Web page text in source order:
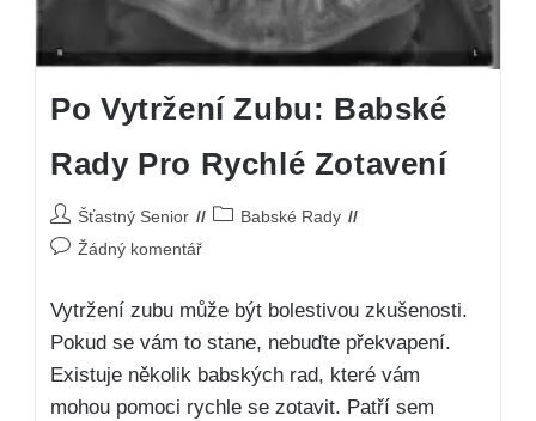
Po Vytržení Zubu: Babské
Rady Pro Rychlé Zotavení
Šťastný Senior
Babské Rady
Žádný komentář
Vytržení zubu může být bolestivou zkušenosti.
Pokud se vám to stane, nebuďte překvapení.
Existuje několik babských rad, které vám
mohou pomoci rychle se zotavit. Patří sem